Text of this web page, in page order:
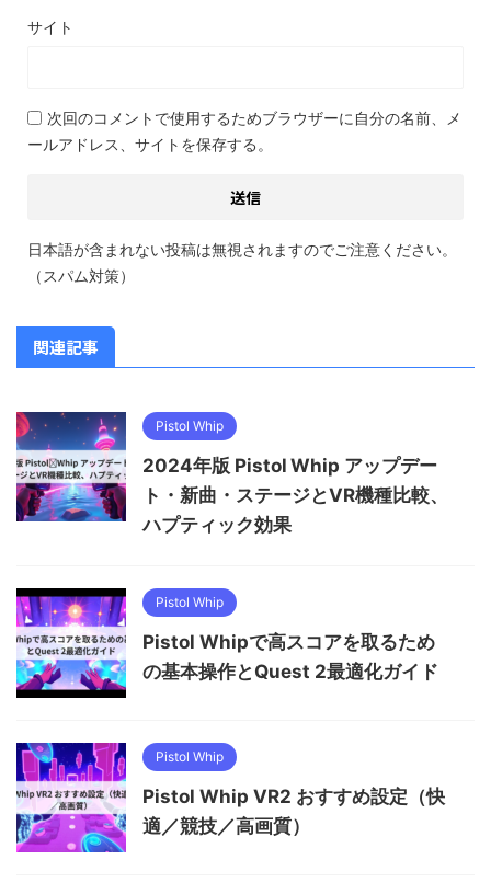
サイト
次回のコメントで使用するためブラウザーに自分の名前、メ
ールアドレス、サイトを保存する。
日本語が含まれない投稿は無視されますのでご注意ください。
（スパム対策）
関連記事
Pistol Whip
2024年版 Pistol Whip アップデー
ト・新曲・ステージとVR機種比較、
ハプティック効果
Pistol Whip
Pistol Whipで高スコアを取るため
の基本操作とQuest 2最適化ガイド
Pistol Whip
Pistol Whip VR2 おすすめ設定（快
適／競技／高画質）